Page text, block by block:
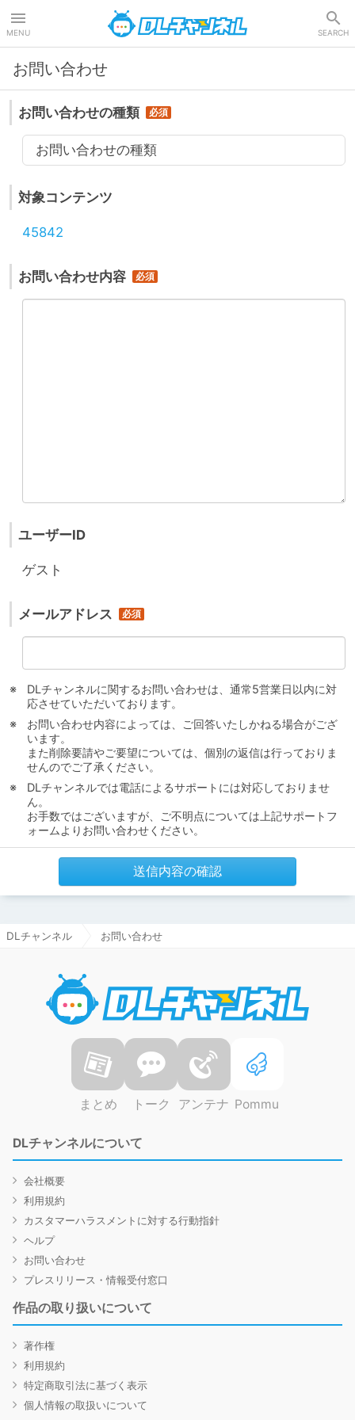
MENU SEARCH
お問い合わせ
お問い合わせの種類
お問い合わせの種類
対象コンテンツ
45842
お問い合わせ内容
ユーザーID
ゲスト
メールアドレス
DLチャンネルに関するお問い合わせは、通常5営業日以内に対
応させていただいております。
お問い合わせ内容によっては、ご回答いたしかねる場合がござ
います。
また削除要請やご要望については、個別の返信は行っておりま
せんのでご了承ください。
DLチャンネルでは電話によるサポートには対応しておりませ
ん。
お手数ではございますが、ご不明点については上記サポートフ
ォームよりお問い合わせください。
送信内容の確認
DLチャンネル お問い合わせ
まとめ トーク アンテナ Pommu
DLチャンネルについて
会社概要
利用規約
カスタマーハラスメントに対する行動指針
ヘルプ
お問い合わせ
プレスリリース・情報受付窓口
作品の取り扱いについて
著作権
利用規約
特定商取引法に基づく表示
個人情報の取扱いについて